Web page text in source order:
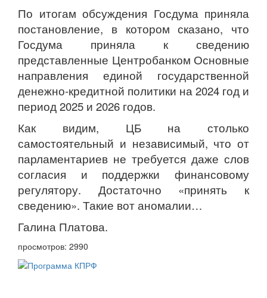
По итогам обсуждения Госдума приняла
постановление, в котором сказано, что
Госдума приняла к сведению
представленные Центробанком Основные
направления единой государственной
денежно-кредитной политики на 2024 год и
период 2025 и 2026 годов.
Как видим, ЦБ на столько
самостоятельный и независимый, что от
парламентариев не требуется даже слов
согласия и поддержки финансовому
регулятору. Достаточно «принять к
сведению». Такие вот аномалии…
Галина Платова.
просмотров: 2990